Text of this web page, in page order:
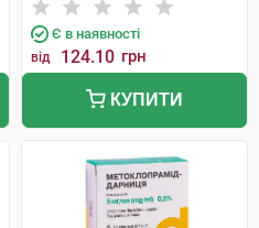
Є в наявності
від 124.10 грн
КУПИТИ